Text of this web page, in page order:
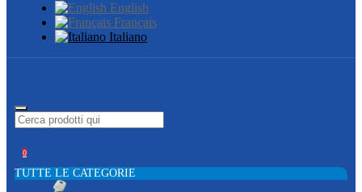
English
Français
Italiano
0
TUTTE LE CATEGORIE